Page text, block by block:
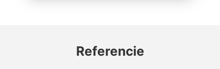
Referencie